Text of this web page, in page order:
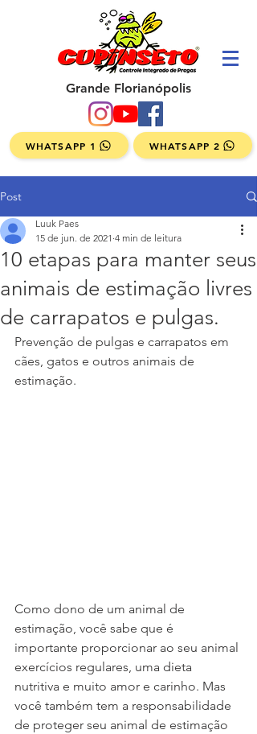
Grande Florianópolis
WHATSAPP 1 WHATSAPP 2
Post
10 etapas para manter seus
animais de estimação livres
de carrapatos e pulgas.
Luuk Paes
15 de jun. de 2021 4 min de leitura
Prevenção de pulgas e carrapatos em
cães, gatos e outros animais de
estimação.
Como dono de um animal de
estimação, você sabe que é
importante proporcionar ao seu animal
exercícios regulares, uma dieta
nutritiva e muito amor e carinho. Mas
você também tem a responsabilidade
de proteger seu animal de estimação